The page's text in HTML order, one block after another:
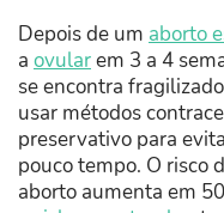
Depois de um aborto
a ovularem 3 a 4
se encontra
usar métodos
preservativo para
pouco tempo. O risco
aborto aumenta em